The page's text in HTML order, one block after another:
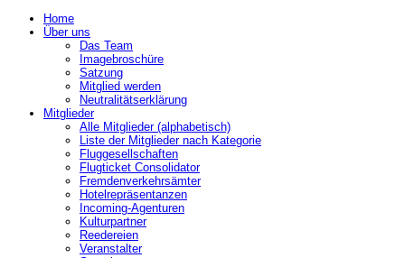
Home
Über uns
Das Team
Imagebroschüre
Satzung
Mitglied werden
Neutralitätserklärung
Mitglieder
Alle Mitglieder (alphabetisch)
Liste der Mitglieder nach Kategorie
Fluggesellschaften
Flugticket Consolidator
Fremdenverkehrsämter
Hotelrepräsentanzen
Incoming-Agenturen
Kulturpartner
Reedereien
Veranstalter